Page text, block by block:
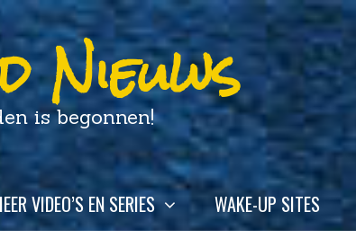
Nieuws
is begonnen!
VIDEO’S EN SERIES WAKE-UP SITES